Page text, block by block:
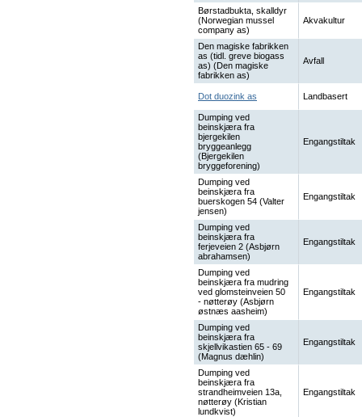
Børstadbukta, skalldyr
(Norwegian mussel
company as)
Akvakultur
Den magiske fabrikken
as (tidl. greve biogass
as) (Den magiske
fabrikken as)
Avfall
Dot duozink as Landbasert
Dumping ved
beinskjæra fra
bjergekilen
bryggeanlegg
(Bjergekilen
bryggeforening)
Engangstiltak
Dumping ved
beinskjæra fra
buerskogen 54 (Valter
jensen)
Engangstiltak
Dumping ved
beinskjæra fra
ferjeveien 2 (Asbjørn
abrahamsen)
Engangstiltak
Dumping ved
beinskjæra fra mudring
ved glomsteinveien 50
- nøtterøy (Asbjørn
østnæs aasheim)
Engangstiltak
Dumping ved
beinskjæra fra
skjellvikastien 65 - 69
(Magnus dæhlin)
Engangstiltak
Dumping ved
beinskjæra fra
strandheimveien 13a,
nøtterøy (Kristian
lundkvist)
Engangstiltak